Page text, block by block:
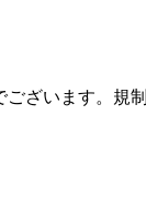
ざいます。規